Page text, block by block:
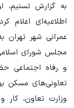
به گزارش تسنیم،
اطلاعیه‌ای اعلام
عمرانی شهر تهران
مجلس شورای
و رفاه اجتماعی
تعاونی‌های مسکن
وزارت تعاون،